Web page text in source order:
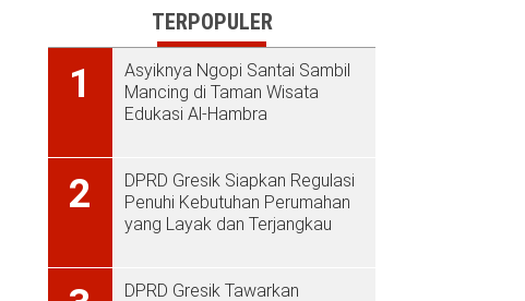
TERPOPULER
1
Asyiknya Ngopi Santai Sambil
Mancing di Taman Wisata
Edukasi Al-Hambra
2
DPRD Gresik Siapkan Regulasi
Penuhi Kebutuhan Perumahan
yang Layak dan Terjangkau
DPRD Gresik Tawarkan